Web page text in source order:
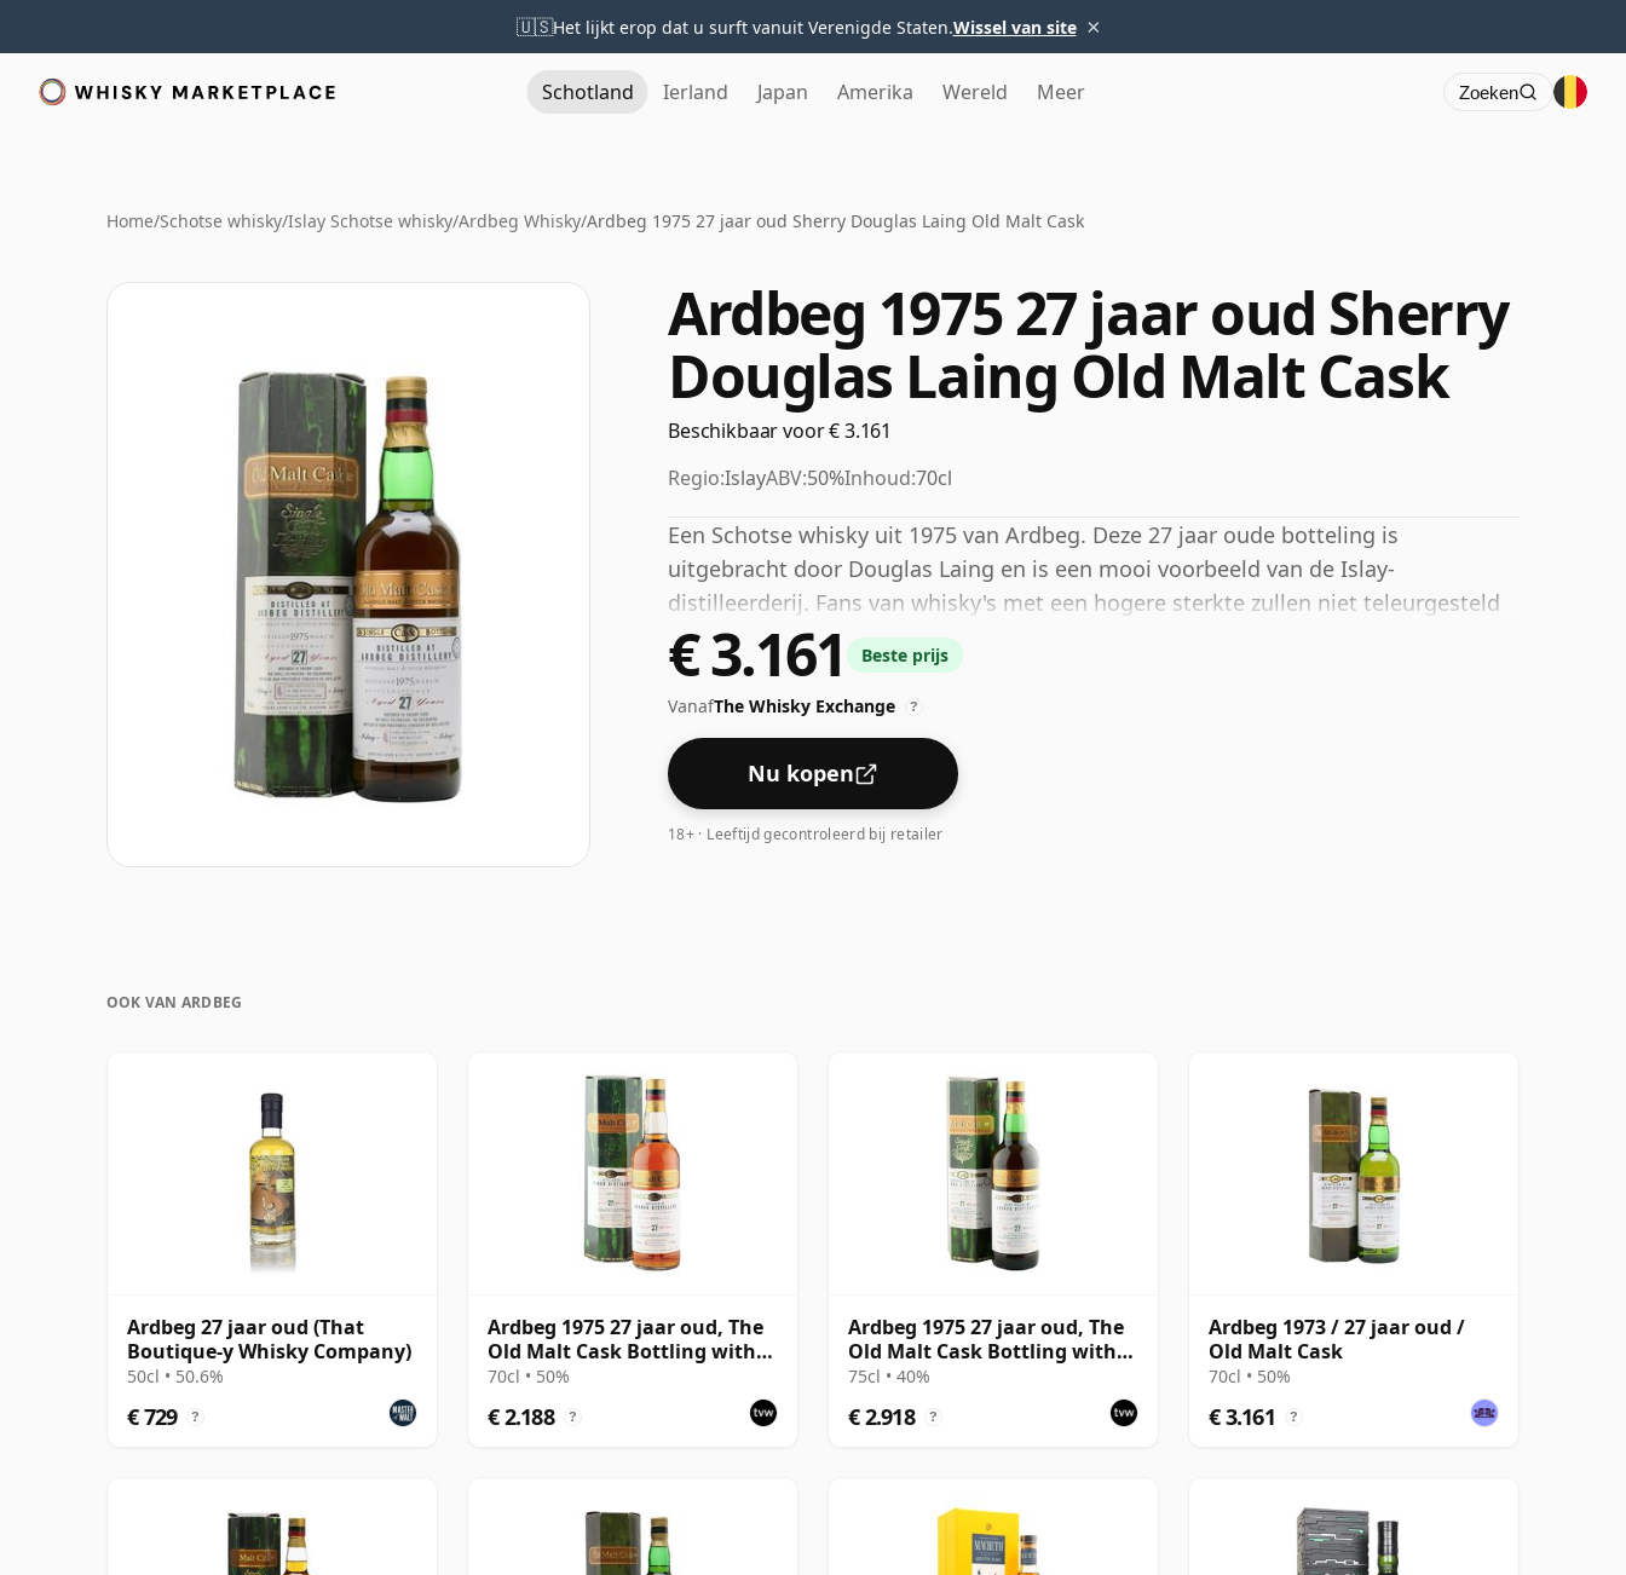
🇺🇸Het lijkt erop dat u surft vanuit Verenigde Staten.Wissel van site ×
Schotland Ierland Japan Amerika Wereld Meer Zoeken
Home/Schotse whisky/Islay Schotse whisky/Ardbeg Whisky/Ardbeg 1975 27 jaar oud Sherry Douglas Laing Old Malt Cask
Ardbeg 1975 27 jaar oud Sherry
Douglas Laing Old Malt Cask
Beschikbaar voor € 3.161
Regio:IslayABV:50%Inhoud:70cl
Een Schotse whisky uit 1975 van Ardbeg. Deze 27 jaar oude botteling is
uitgebracht door Douglas Laing en is een mooi voorbeeld van de Islay-
distilleerderij. Fans van whisky's met een hogere sterkte zullen niet teleurgesteld
zijn door deze botteling met een alcoholpercentage van 50%.
€ 3.161 Beste prijs
VanafThe Whisky Exchange ?
Nu kopen
18+ · Leeftijd gecontroleerd bij retailer
OOK VAN ARDBEG
Ardbeg 27 jaar oud (That
Boutique-y Whisky Company)
50cl • 50.6%
€ 729 ?
Ardbeg 1975 27 jaar oud, The
Old Malt Cask Bottling with
Box
70cl • 50%
€ 2.188 ?
Ardbeg 1975 27 jaar oud, The
Old Malt Cask Bottling with
Carton
75cl • 40%
€ 2.918 ?
Ardbeg 1973 / 27 jaar oud /
Old Malt Cask
70cl • 50%
€ 3.161 ?